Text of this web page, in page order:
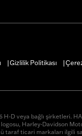
Gizlilik Politikası
D veya bağlı şirketleri.
Harley-Davidson
taraf ticari markaları ilgili